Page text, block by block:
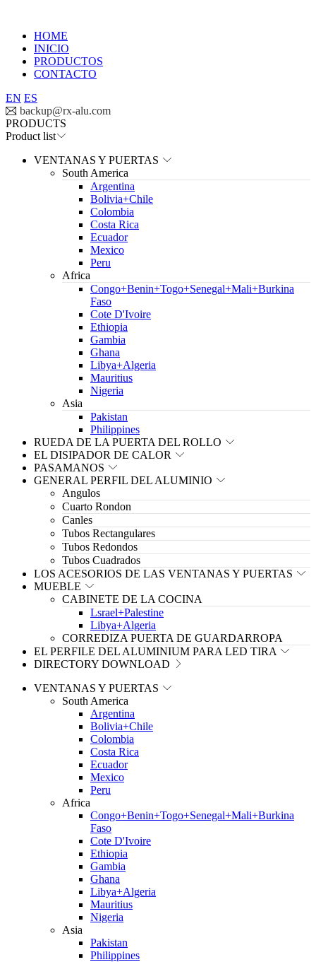
HOME
INICIO
PRODUCTOS
CONTACTO
EN ES
 backup@rx-alu.com
PRODUCTS
Product list
VENTANAS Y PUERTAS
South America
Argentina
Bolivia+Chile
Colombia
Costa Rica
Ecuador
Mexico
Peru
Africa
Congo+Benin+Togo+Senegal+Mali+Burkina
Faso
Cote D'Ivoire
Ethiopia
Gambia
Ghana
Libya+Algeria
Mauritius
Nigeria
Asia
Pakistan
Philippines
RUEDA DE LA PUERTA DEL ROLLO
EL DISIPADOR DE CALOR
PASAMANOS
GENERAL PERFIL DEL ALUMINIO
Angulos
Cuarto Rondon
Canles
Tubos Rectangulares
Tubos Redondos
Tubos Cuadrados
LOS ACESORIOS DE LAS VENTANAS Y PUERTAS
MUEBLE
CABINETE DE LA COCINA
Lsrael+Palestine
Libya+Algeria
CORREDIZA PUERTA DE GUARDARROPA
EL PERFILE DEL ALUMINIUM PARA LED TIRA
DIRECTORY DOWNLOAD
VENTANAS Y PUERTAS
South America
Argentina
Bolivia+Chile
Colombia
Costa Rica
Ecuador
Mexico
Peru
Africa
Congo+Benin+Togo+Senegal+Mali+Burkina
Faso
Cote D'Ivoire
Ethiopia
Gambia
Ghana
Libya+Algeria
Mauritius
Nigeria
Asia
Pakistan
Philippines